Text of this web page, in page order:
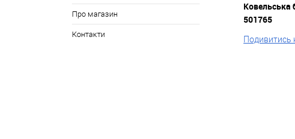
Про магазин
Контакти
Ковельська
501765
Подивитись